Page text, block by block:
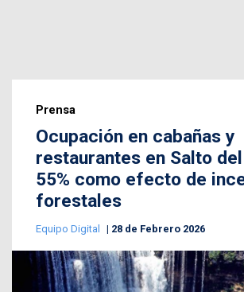
Prensa
Ocupación en cabañas y
restaurantes en Salto
55% como efecto de
forestales
Equipo Digital 28 de Febrero 2026